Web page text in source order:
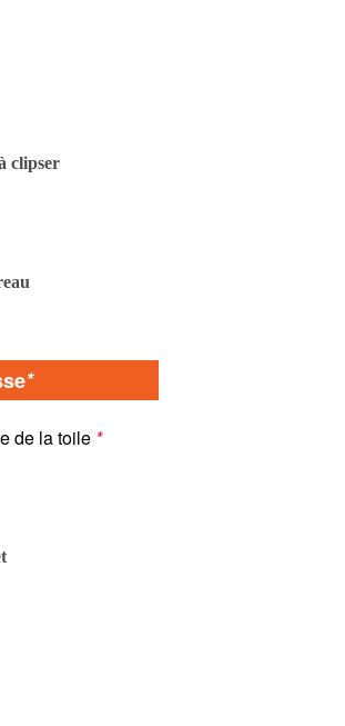
clipser
*
de la toile *